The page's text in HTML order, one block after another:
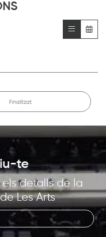
Finalitzat
te
els detalls de la
Les Arts